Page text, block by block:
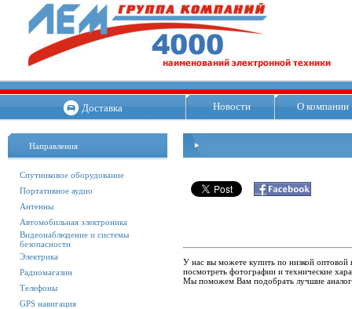
Доставка Новости О компании
Направления
Спутниковое оборудование
Портативное аудио
Антенны
Автомобильная электроника
Видеонаблюдение и системы
безопасности
Электрика
Радиомагазин
Телефоны
GPS навигация
У нас вы можете купить по низкой
посмотреть фотографии и технические
Мы поможем Вам подобрать лучшие